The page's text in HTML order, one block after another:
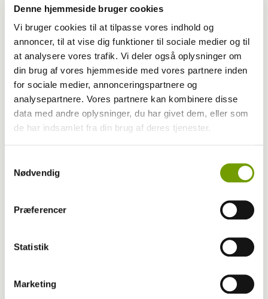
Denne hjemmeside bruger cookies
Vi bruger cookies til at tilpasse vores indhold og
annoncer, til at vise dig funktioner til sociale medier og til
at analysere vores trafik. Vi deler også oplysninger om
din brug af vores hjemmeside med vores partnere inden
for sociale medier, annonceringspartnere og
analysepartnere. Vores partnere kan kombinere disse
data med andre oplysninger, du har givet dem, eller som
de har indsamlet fra din brug af deres tjenester.
Nødvendig
Præferencer
Statistik
Marketing
MEST LÆSTE